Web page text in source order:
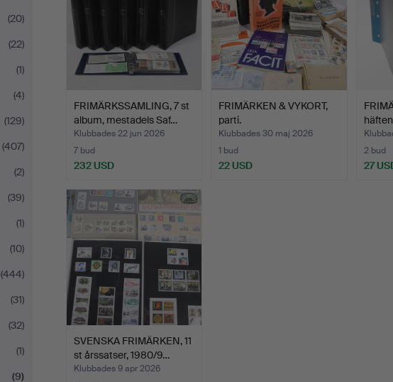
(20)
(22)
(1)
(4)
(129)
(407)
(2)
(39)
(1)
(10)
(444)
(31)
(32)
(1)
(9)
FRIMÄRKSSAMLING, 7 st
album, mestadels Saf…
Klubbades 22 jun 2026
7 bud
232 USD
FRIMÄRKEN & VYKORT,
parti.
Klubbades 30 maj 2026
1 bud
22 USD
2 bud
27
SVENSKA FRIMÄRKEN, 11
st årssatser, 1980/9…
Klubbades 9 apr 2026